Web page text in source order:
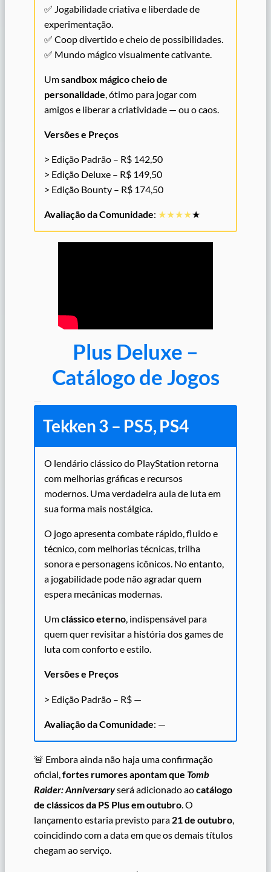
✅ Jogabilidade criativa e liberdade de
experimentação.
✅ Coop divertido e cheio de possibilidades.
✅ Mundo mágico visualmente cativante.
Umsandbox mágico cheio de
personalidade , ótimo para jogar com
amigos e liberar a criatividade — ou o caos.
Versões e Preços
> Edição Padrão – R$ 142,50
> Edição Deluxe – R$ 149,50
> Edição Bounty – R$ 174,50
Avaliação da Comunidade: ★★★★★
Plus Deluxe –
Catálogo de Jogos
Tekken 3 – PS5, PS4
O lendário clássico do PlayStation retorna
com melhorias gráficas e recursos
modernos. Uma verdadeira aula de luta em
sua forma mais nostálgica.
O jogo apresenta combate rápido, fluido e
técnico, com melhorias técnicas, trilha
sonora e personagens icônicos. No entanto,
a jogabilidade pode não agradar quem
espera mecânicas modernas.
Umclássico eterno, indispensável para
quem quer revisitar a história dos games de
luta com conforto e estilo.
Versões e Preços
> Edição Padrão – R$ —
Avaliação da Comunidade: —
🚨 Embora ainda não haja uma confirmação
oficial,fortes rumores apontam que Tomb
Raider: Anniversaryserá adicionado aocatálogo
de clássicos da PS Plus em outubro. O
lançamento estaria previsto para 21 de outubro,
coincidindo com a data em que os demais títulos
chegam ao serviço.